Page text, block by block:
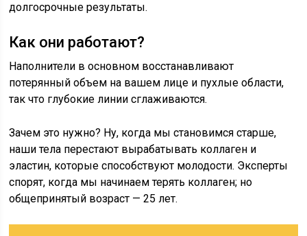
долгосрочные результаты.
Как они работают?
Наполнители в основном восстанавливают
потерянный объем на вашем лице и пухлые области,
так что глубокие линии сглаживаются.
Зачем это нужно? Ну, когда мы становимся старше,
наши тела перестают вырабатывать коллаген и
эластин, которые способствуют молодости. Эксперты
спорят, когда мы начинаем терять коллаген; но
общепринятый возраст — 25 лет.